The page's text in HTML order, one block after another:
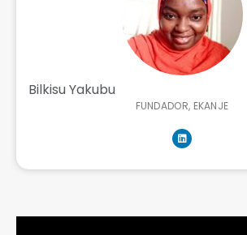
Bilkisu Yakubu
FUNDADOR, EKANJE